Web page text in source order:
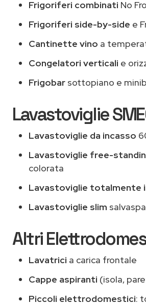
Frigoriferi combinati No
Frigoriferi side-by-side e
Cantinette vino a
Congelatori verticali e
Frigobar sottopiano e
Lavastoviglie
Lavastoviglie da incasso
Lavastoviglie free-
colorata
Lavastoviglie totalmente
Lavastoviglie slim
Altri
Lavatrici a carica frontale
Cappe aspiranti (isola,
Piccoli elettrodomestici: